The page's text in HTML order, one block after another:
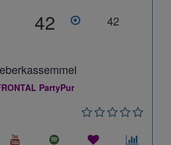
42 42
PartyPur